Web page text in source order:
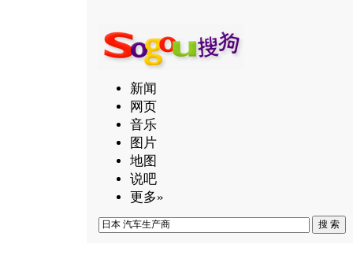
新闻
网页
音乐
图片
地图
说吧
更多»